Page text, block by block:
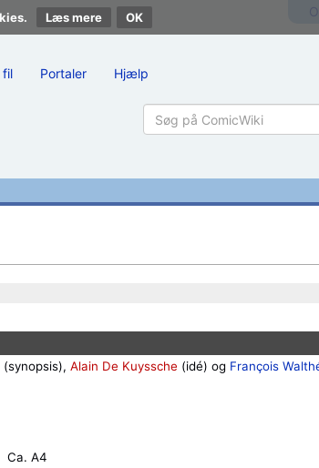
Læs mere
fil Portaler Hjælp
(synopsis), Alain De Kuyssche (idé) og François
Ca. A4